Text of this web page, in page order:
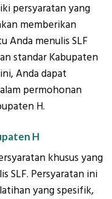
persyaratan yang
memberikan
Anda menulis SLF
standar Kabupaten
Anda dapat
permohonan
H.
H
khusus yang
SLF. Persyaratan ini
yang spesifik,